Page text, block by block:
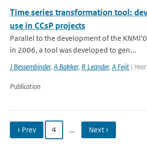
Time series transformation tool:
use in CCsP projects
Parallel to the development of the
in 2006, a tool was developed to gen...
J Bessembinder, A Bakker, R Leander, A Feijt |
Publication
‹ Prev 4 … Next ›